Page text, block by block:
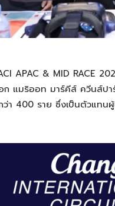
APAC & MID RACE
แมริออท มาร์คีส์ ควีนส์ปา
ว่า 400 ราย ซึ่งเป็นตัวแทน